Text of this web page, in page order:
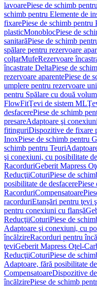
lavoarePiese de schimb
schimb pentru Elemente de
fixarePiese de schimb
plasticMonoblocPiese de
sanitarăPiese de schimb
spălare pentru rezervoare
colţarMufeRezervoare
încastrate DeltaPiese de
rezervoare aparentePiese de
umplere pentru rezervoare
pentru Spălare cu două
FlowFitŢevi de sistem ML
desfacerePiese de schimb
presareAdaptoare şi
fitinguriDispozitive de fixare
InoxPiese de schimb pentru
schimb pentru Teuri
şi conexiuni, cu posibilitate
RacorduriGeberit Mapress
ReducţiiCoturiPiese de
posibilitate de desfacerePiese
RacorduriCompensatoare
racorduriEtanşări pentru ţevi
pentru conexiuni cu flanșă
ReducţiiCoturiPiese de
Adaptoare şi conexiuni, cu
încălzireRacorduri pentru
ţeviGeberit Mapress Oţel-
ReducţiiCoturiPiese de
Adaptoare, fără posibilitate
CompensatoareDispozitive
încălzirePiese de schimb